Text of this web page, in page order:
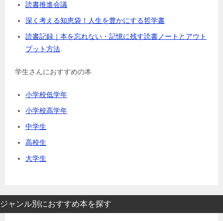
読書推進会議
深く考える知恵袋！人生を豊かにする哲学書
読書記録｜本を忘れない・記憶に残す読書ノートとアウト
プット方法
学生さんにおすすめの本
小学校低学年
小学校高学年
中学生
高校生
大学生
ジャンル別におすすめ本を探す